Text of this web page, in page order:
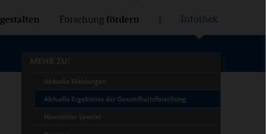
gestalten Forschung fördern Infothek
Aktuelle Ergebnisse der Gesundheitsforschung